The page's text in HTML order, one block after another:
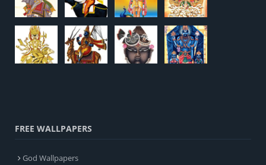
FREE WALLPAPERS
God Wallpapers